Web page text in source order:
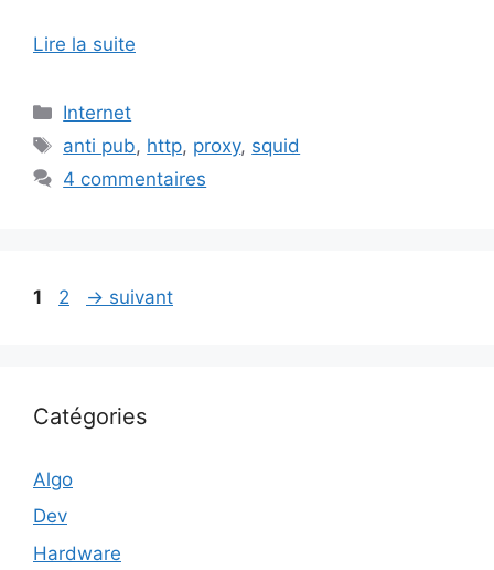
Lire la suite
Catégories
Internet
Étiquettes
anti pub, http, proxy, squid
4 commentaires
Page
1 Page
2 → suivant
Catégories
Algo
Dev
Hardware